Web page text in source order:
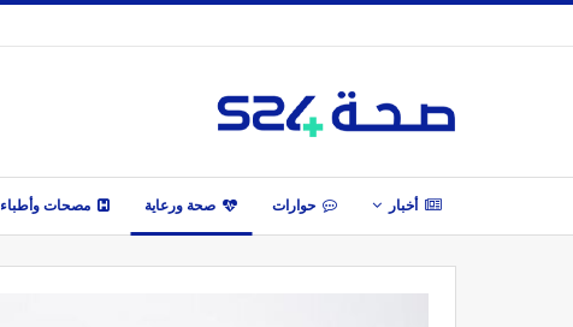
أخبار حوارات صحة ورعاية مصحات وأطباء